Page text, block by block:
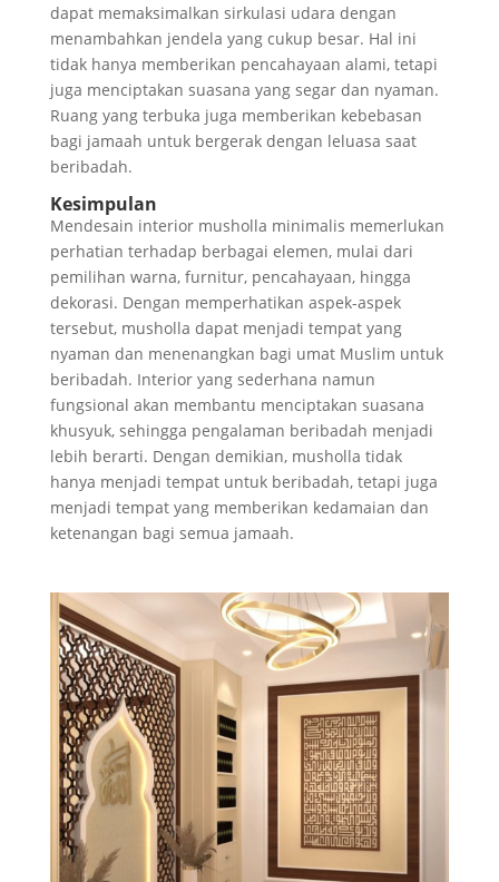
dapat memaksimalkan sirkulasi udara dengan
menambahkan jendela yang cukup besar. Hal ini
tidak hanya memberikan pencahayaan alami, tetapi
juga menciptakan suasana yang segar dan nyaman.
Ruang yang terbuka juga memberikan kebebasan
bagi jamaah untuk bergerak dengan leluasa saat
beribadah.
Kesimpulan
Mendesain interior musholla minimalis memerlukan
perhatian terhadap berbagai elemen, mulai dari
pemilihan warna, furnitur, pencahayaan, hingga
dekorasi. Dengan memperhatikan aspek-aspek
tersebut, musholla dapat menjadi tempat yang
nyaman dan menenangkan bagi umat Muslim untuk
beribadah. Interior yang sederhana namun
fungsional akan membantu menciptakan suasana
khusyuk, sehingga pengalaman beribadah menjadi
lebih berarti. Dengan demikian, musholla tidak
hanya menjadi tempat untuk beribadah, tetapi juga
menjadi tempat yang memberikan kedamaian dan
ketenangan bagi semua jamaah.